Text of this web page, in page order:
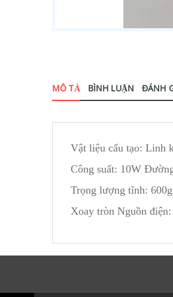
MÔ TẢ BÌNH LUẬN ĐÁNH
Vật liệu cấu tạo: Linh
Công suất: 10W
Trọng lượng tĩnh:
Xoay tròn Nguồn